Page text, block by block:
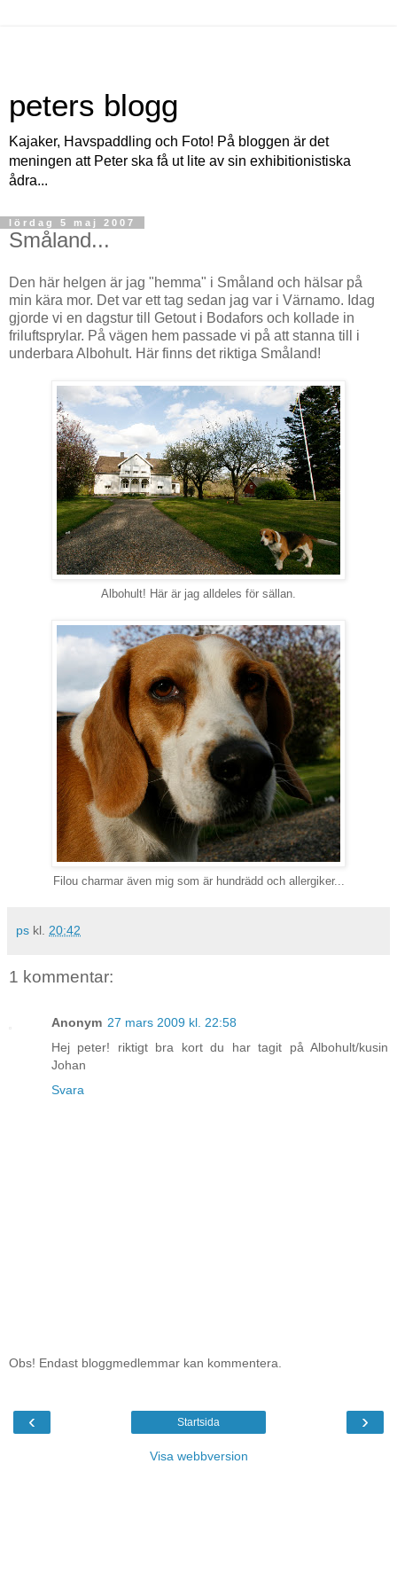
peters blogg
Kajaker, Havspaddling och Foto! På bloggen är det
meningen att Peter ska få ut lite av sin exhibitionistiska
ådra...
lördag 5 maj 2007
Småland...
Den här helgen är jag "hemma" i Småland och hälsar på
min kära mor. Det var ett tag sedan jag var i Värnamo. Idag
gjorde vi en dagstur till Getout i Bodafors och kollade in
friluftsprylar. På vägen hem passade vi på att stanna till i
underbara Albohult. Här finns det riktiga Småland!
Albohult! Här är jag alldeles för sällan.
Filou charmar även mig som är hundrädd och allergiker...
ps kl. 20:42
1 kommentar:
Anonym 27 mars 2009 kl. 22:58
Hej peter! riktigt bra kort du har tagit på Albohult/kusin
Johan
Svara
Obs! Endast bloggmedlemmar kan kommentera.
‹ ›
Startsida
Visa webbversion